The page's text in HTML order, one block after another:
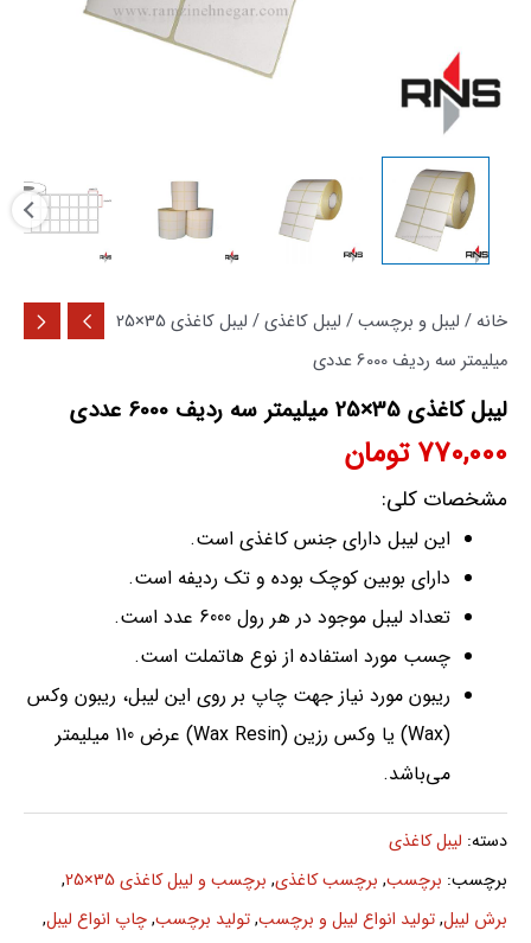
خانه / لیبل و برچسب/ لیبل کاغذی
/ لیبل کاغذی 35×25
میلیمتر سه ردیف 6000 عددی
لیبل کاغذی 35×25 میلیمتر سه ردیف 6000 عددی
770,000 تومان
مشخصات کلی:
این لیبل دارای جنس کاغذی است.
دارای بوبین کوچک بوده و تک ردیفه است.
تعداد لیبل موجود در هر رول 6000 عدد است.
چسب مورد استفاده از نوع هاتملت است.
ریبون مورد نیاز جهت چاپ بر روی این لیبل، ریبون وکس
(Wax) یا وکس رزین (Wax Resin) عرض 110 میلیمتر
می‌باشد.
دسته: لیبل کاغذی
برچسب: برچسب, برچسب کاغذی, برچسب و لیبل کاغذی 35×25
,
برش لیبل,تولید انواع لیبل و برچسب,تولید برچسب,چاپ انواع لیبل,